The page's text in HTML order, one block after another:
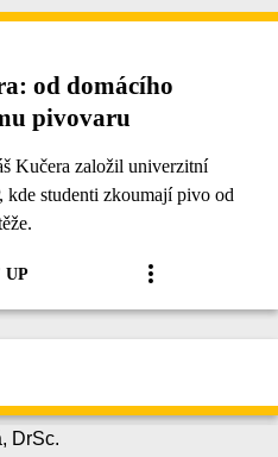
od domácího
pivovaru
Kučera založil univerzitní
studenti zkoumají pivo od
UP